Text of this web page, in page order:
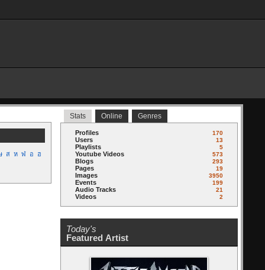
ส ห ฬ อ
ฮ
Stats Online Genres
Profiles 170
Users 13
Playlists 5
Youtube Videos 573
Blogs 293
Pages 19
Images 3950
Events 199
Audio Tracks 21
Videos 2
Today's
Featured Artist